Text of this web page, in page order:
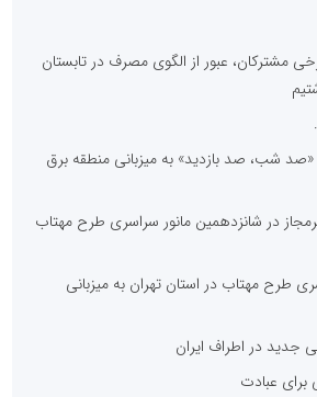
مشترکان، عبور از الگوی مصرف در تابستان
شب، صد بازدید» به میزبانی منطقه برق
برق غیرمجاز در شانزدهمین مانور سراسری طرح مهتاب
طرح مهتاب در استان تهران به میزبانی
جدید در اطراف ایران
برای عبادت